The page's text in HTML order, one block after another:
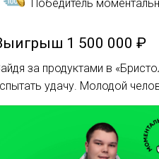
Победитель
1 500 000 ₽
за продуктами в
удачу. Молодой